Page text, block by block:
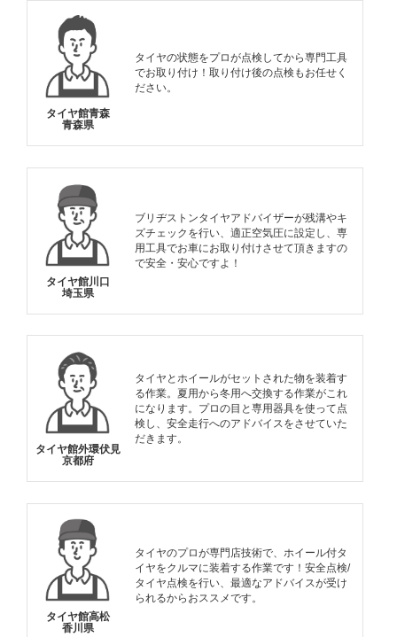
タイヤ館青森
青森県
タイヤの状態をプロが点検してから専門工具
でお取り付け！取り付け後の点検もお任せく
ださい。
タイヤ館川口
埼玉県
ブリヂストンタイヤアドバイザーが残溝やキ
ズチェックを行い、適正空気圧に設定し、専
用工具でお車にお取り付けさせて頂きますの
で安全・安心ですよ！
タイヤ館外環伏見
京都府
タイヤとホイールがセットされた物を装着す
る作業。夏用から冬用へ交換する作業がこれ
になります。プロの目と専用器具を使って点
検し、安全走行へのアドバイスをさせていた
だきます。
タイヤ館高松
香川県
タイヤのプロが専門店技術で、ホイール付タ
イヤをクルマに装着する作業です！安全点検/
タイヤ点検を行い、最適なアドバイスが受け
られるからおススメです。